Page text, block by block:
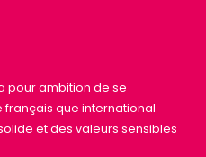
pour ambition de se
que international
et des valeurs sensibles